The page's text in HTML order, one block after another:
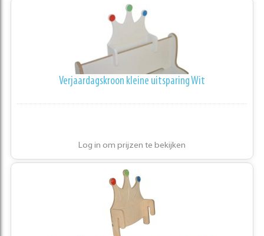
Verjaardagskroon kleine uitsparing Wit
Log in om prijzen te bekijken